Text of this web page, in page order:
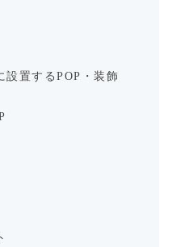
設置するPOP・装飾